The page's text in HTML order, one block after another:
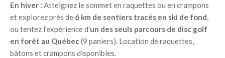
En hiver : Atteignez le sommet en raquettes ou en crampons
et explorez près de 6 km de sentiers tracés en ski de fond,
ou tentez l'expérience d'un des seuls parcours de disc golf
en forêt au Québec(9 paniers). Location de raquettes,
bâtons et crampons disponibles.